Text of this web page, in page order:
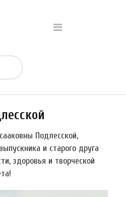
Подлесской,
и старого друга
здоровья и творческой